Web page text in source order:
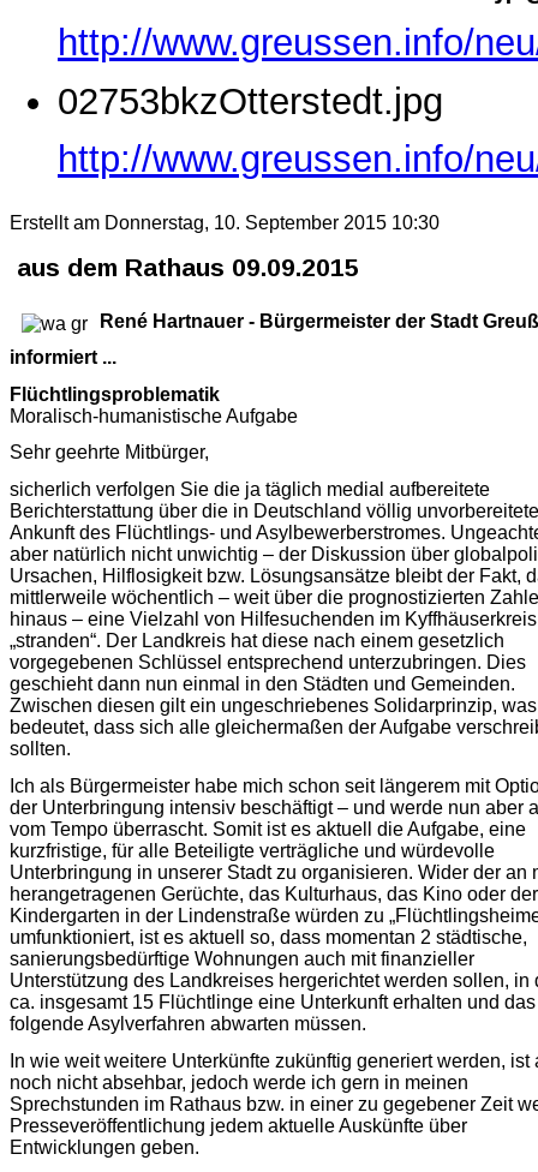
http://www.greussen.info/
02753bkzOtterstedt.jpg
http://www.greussen.info/
Erstellt am Donnerstag, 10. September 2015 10:30
aus dem Rathaus 09.09.2015
René Hartnauer - Bürgermeister der Stadt
informiert ...
Flüchtlingsproblematik
Moralisch-humanistische Aufgabe
Sehr geehrte Mitbürger,
sicherlich verfolgen Sie die ja täglich medial aufbereitete
Berichterstattung über die in Deutschland völlig unvorbereitete
Ankunft des Flüchtlings- und Asylbewerberstromes.
aber natürlich nicht unwichtig – der Diskussion über
Ursachen, Hilflosigkeit bzw. Lösungsansätze bleibt der Fakt,
mittlerweile wöchentlich – weit über die prognostizierten
hinaus – eine Vielzahl von Hilfesuchenden im Kyffhäuserkreis
„stranden“. Der Landkreis hat diese nach einem gesetzlich
vorgegebenen Schlüssel entsprechend unterzubringen. Dies
geschieht dann nun einmal in den Städten und Gemeinden.
Zwischen diesen gilt ein ungeschriebenes Solidarprinzip, was
bedeutet, dass sich alle gleichermaßen der Aufgabe
sollten.
Ich als Bürgermeister habe mich schon seit längerem mit
der Unterbringung intensiv beschäftigt – und werde nun aber
vom Tempo überrascht. Somit ist es aktuell die Aufgabe, eine
kurzfristige, für alle Beteiligte verträgliche und würdevolle
Unterbringung in unserer Stadt zu organisieren. Wider der an
herangetragenen Gerüchte, das Kulturhaus, das Kino oder
Kindergarten in der Lindenstraße würden zu
umfunktioniert, ist es aktuell so, dass momentan 2 städtische,
sanierungsbedürftige Wohnungen auch mit finanzieller
Unterstützung des Landkreises hergerichtet werden sollen, in
ca. insgesamt 15 Flüchtlinge eine Unterkunft erhalten und das
folgende Asylverfahren abwarten müssen.
In wie weit weitere Unterkünfte zukünftig generiert werden, ist
noch nicht absehbar, jedoch werde ich gern in meinen
Sprechstunden im Rathaus bzw. in einer zu gegebener Zeit
Presseveröffentlichung jedem aktuelle Auskünfte über
Entwicklungen geben.